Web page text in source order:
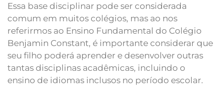
Essa base disciplinar pode ser considerada
comum em muitos colégios, mas ao nos
referirmos ao Ensino Fundamental do Colégio
Benjamin Constant, é importante considerar que
seu filho poderá aprender e desenvolver outras
tantas disciplinas acadêmicas, incluindo o
ensino de idiomas inclusos no período escolar.